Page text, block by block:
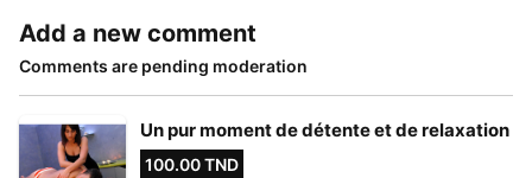
Add a new comment
Comments are pending moderation
Un pur moment de détente et de relaxation
100.00 TND